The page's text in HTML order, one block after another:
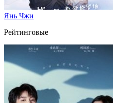
Янь Чжи
Рейтинговые